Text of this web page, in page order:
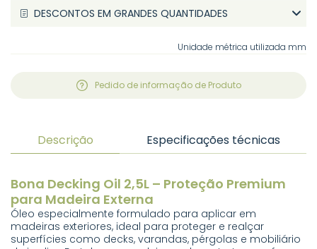
DESCONTOS EM GRANDES QUANTIDADES
Unidade métrica utilizada mm
Pedido de informação de Produto
Descrição Especificações técnicas
Bona Decking Oil 2,5L – Proteção Premium
para Madeira Externa
Óleo especialmente formulado para aplicar em
madeiras exteriores, ideal para proteger e realçar
superfícies como decks, varandas, pérgolas e mobiliário